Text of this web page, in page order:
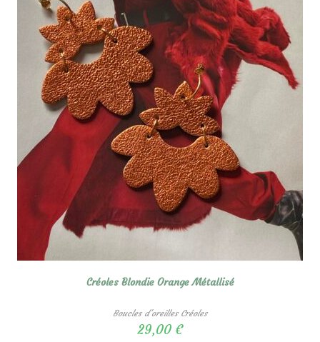
Créoles Blondie Orange Métallisé
Boucles d'oreilles Créoles
29,00 €